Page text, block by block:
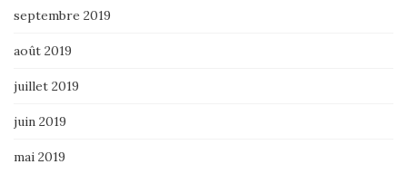
septembre 2019
août 2019
juillet 2019
juin 2019
mai 2019